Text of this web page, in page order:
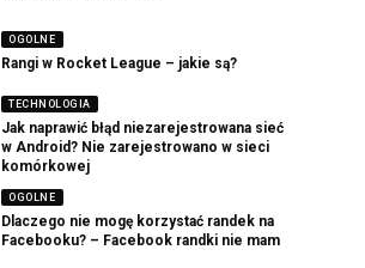
OGOLNE
Rangi w Rocket League – jakie są?
TECHNOLOGIA
Jak naprawić błąd niezarejestrowana sieć
w Android? Nie zarejestrowano w sieci
komórkowej
OGOLNE
Dlaczego nie mogę korzystać randek na
Facebooku? – Facebook randki nie mam